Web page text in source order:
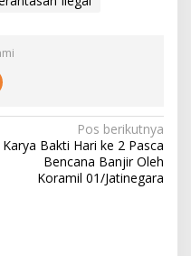
Pos berikutnya
Karya Bakti Hari ke 2 Pasca
Bencana Banjir Oleh
Koramil 01/Jatinegara